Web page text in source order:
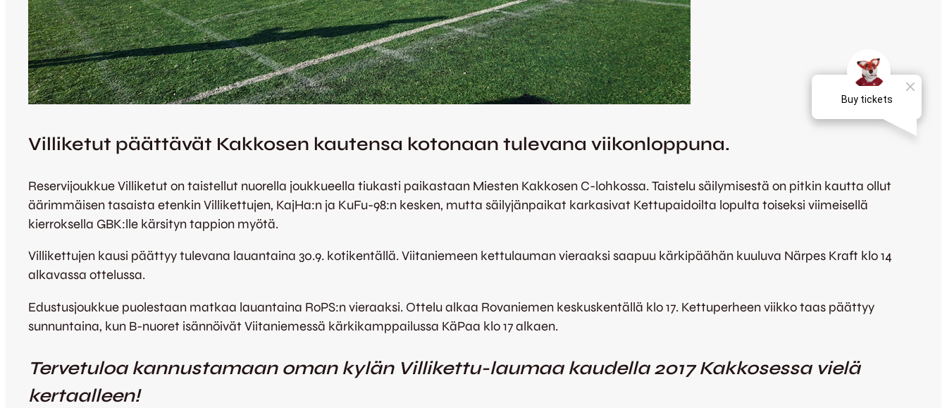
Villiketut päättävät Kakkosen kautensa kotonaan tulevana viikonloppuna.
Reservijoukkue Villiketut on taistellut nuorella joukkueella tiukasti paikastaan Miesten Kakkosen C-lohkossa. Taistelu säilymisestä on pitkin kautta ollut
äärimmäisen tasaista etenkin Villikettujen, KajHa:n ja KuFu-98:n kesken, mutta säilyjänpaikat karkasivat Kettupaidoilta lopulta toiseksi viimeisellä
kierroksella GBK:lle kärsityn tappion myötä.
Villikettujen kausi päättyy tulevana lauantaina 30.9. kotikentällä. Viitaniemeen kettulauman vieraaksi saapuu kärkipäähän kuuluva Närpes Kraft klo 14
alkavassa ottelussa.
Edustusjoukkue puolestaan matkaa lauantaina RoPS:n vieraaksi. Ottelu alkaa Rovaniemen keskuskentällä klo 17. Kettuperheen viikko taas päättyy
sunnuntaina, kun B-nuoret isännöivät Viitaniemessä kärkikamppailussa KäPaa klo 17 alkaen.
Tervetuloa kannustamaan oman kylän Villikettu-laumaa kaudella 2017 Kakkosessa vielä
kertaalleen!